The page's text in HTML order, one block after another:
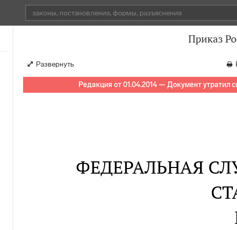
Приказ
Развернуть
Редакция от 01.04.2014 — Документ утратил
ФЕДЕРАЛЬНАЯ